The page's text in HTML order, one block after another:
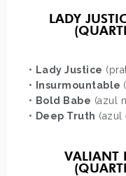
LADY
• Lady Justice
•
Insurmountable
• Bold Babe (azul
• Deep Truth (azul
VALIANT